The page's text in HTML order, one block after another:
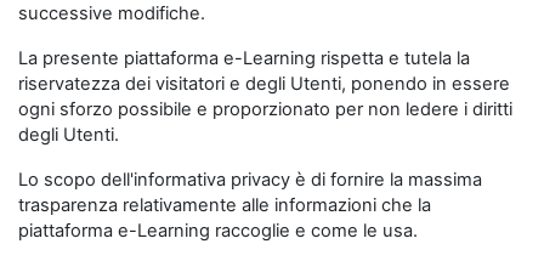
successive modifiche.
La presente piattaforma e-Learning rispetta e tutela la
riservatezza dei visitatori e degli Utenti, ponendo in essere
ogni sforzo possibile e proporzionato per non ledere i diritti
degli Utenti.
Lo scopo dell'informativa privacy è di fornire la massima
trasparenza relativamente alle informazioni che la
piattaforma e-Learning raccoglie e come le usa.